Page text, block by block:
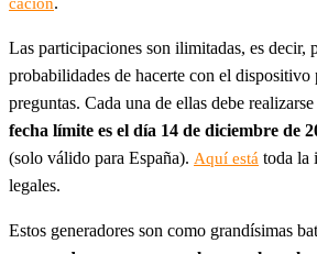
Las participaciones son ilimitadas, es decir,
probabilidades de hacerte con el
preguntas. Cada una de ellas debe
fecha límite es el día 14 de diciembre de
(solo válido para España). Aquí está toda la
legales.
Estos generadores son como grandísimas